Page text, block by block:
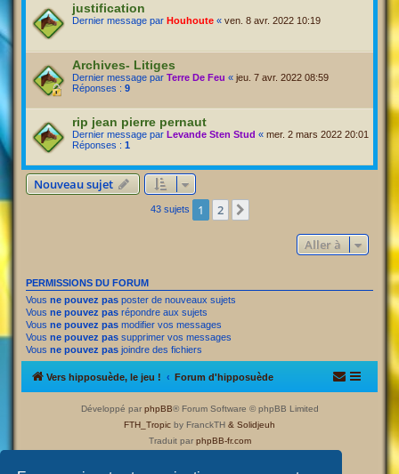
justification
Dernier message par Houhoute « ven. 8 avr. 2022 10:19
Archives- Litiges
Dernier message par Terre De Feu « jeu. 7 avr. 2022 08:59
Réponses : 9
rip jean pierre pernaut
Dernier message par Levande Sten Stud « mer. 2 mars 2022 20:01
Réponses : 1
Nouveau sujet
43 sujets 1 2
Aller à
PERMISSIONS DU FORUM
Vous ne pouvez pas poster de nouveaux sujets
Vous ne pouvez pas répondre aux sujets
Vous ne pouvez pas modifier vos messages
Vous ne pouvez pas supprimer vos messages
Vous ne pouvez pas joindre des fichiers
Vers hipposuède, le jeu ! Forum d'hipposuède
Développé par phpBB® Forum Software © phpBB Limited
FTH_Tropic by FranckTH & Solidjeuh
Traduit par phpBB-fr.com